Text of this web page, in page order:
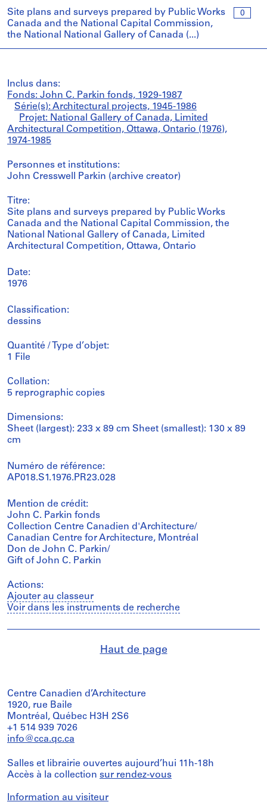
0
Site plans and surveys prepared by Public Works
Canada and the National Capital Commission,
the National National Gallery of Canada (...)
Inclus dans:
Fonds: John C. Parkin fonds, 1929-1987
Série(s): Architectural projects, 1945-1986
Projet: National Gallery of Canada, Limited
Architectural Competition, Ottawa, Ontario (1976),
1974-1985
Personnes et institutions:
John Cresswell Parkin (archive creator)
Titre:
Site plans and surveys prepared by Public Works
Canada and the National Capital Commission, the
National National Gallery of Canada, Limited
Architectural Competition, Ottawa, Ontario
Date:
1976
Classification:
dessins
Quantité / Type d’objet:
1 File
Collation:
5 reprographic copies
Dimensions:
Sheet (largest): 233 x 89 cm Sheet (smallest): 130 x 89
cm
Numéro de référence:
AP018.S1.1976.PR23.028
Mention de crédit:
John C. Parkin fonds
Collection Centre Canadien d'Architecture/
Canadian Centre for Architecture, Montréal
Don de John C. Parkin/
Gift of John C. Parkin
Actions:
Ajouter au classeur
Voir dans les instruments de recherche
Haut de page
Centre Canadien d’Architecture
1920, rue Baile
Montréal, Québec H3H 2S6
+1 514 939 7026
info@cca.qc.ca
Salles et librairie ouvertes aujourd’hui 11h-18h
Accès à la collection sur rendez-vous
Information au visiteur